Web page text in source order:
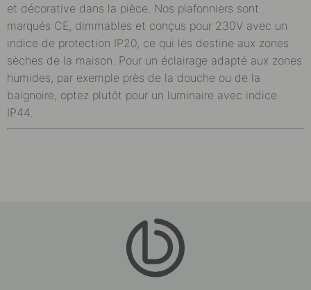
et décorative dans la pièce. Nos plafonniers sont
marqués CE, dimmables et conçus pour 230V avec un
indice de protection IP20, ce qui les destine aux zones
sèches de la maison. Pour un éclairage adapté aux zones
humides, par exemple près de la douche ou de la
baignoire, optez plutôt pour un luminaire avec indice
IP44.